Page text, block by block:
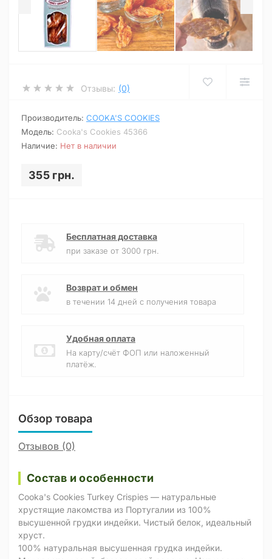
Отзывы: (0)
Производитель: COOKA'S COOKIES
Модель: Cooka's Cookies 45366
Наличие: Нет в наличии
355 грн.
Бесплатная доставка
при заказе от 3000 грн.
Возврат и обмен
в течении 14 дней с получения товара
Удобная оплата
На карту/счёт ФОП или наложенный
платёж.
Обзор товара
Отзывов (0)
Состав и особенности
Cooka's Cookies Turkey Crispies — натуральные
хрустящие лакомства из Португалии из 100%
высушенной грудки индейки. Чистый белок, идеальный
хруст.
100% натуральная высушенная грудка индейки.